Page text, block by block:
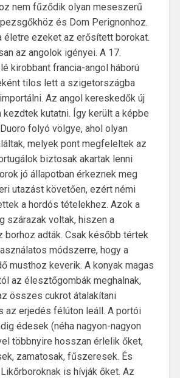
nem fűződik olyan meseszerű
és Dom Perignonhoz.
életre ezeket az erősített borokat.
az angolok igényei. A 17.
kirobbant francia-angol háború
tilos lett a szigetországba
Az angol kereskedők új
kezdtek kutatni. Így került a képbe
folyó völgye, ahol olyan
melyek pont megfeleltek az
biztosak akartak lenni
jó állapotban érkeznek meg
utazást követően, ezért némi
a hordós tételekhez. Azok a
szárazak voltak, hiszen a
borhoz adták. Csak később tértek
módszerre, hogy a
musthoz keverik. A konyak magas
az élesztőgombák meghalnak,
összes cukrot átalakítani
az erjedés félúton leáll. A portói
édesek (néha nagyon-nagyon
többnyire hosszan érlelik őket,
zamatosak, fűszeresek. És
is hívják őket. Az